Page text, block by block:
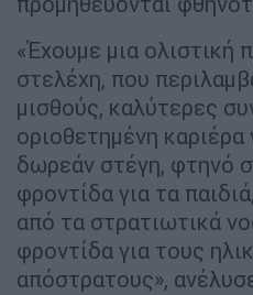
«Έχουμε μια ολιστική
στελέχη, που
μισθούς, καλύτερες
οριοθετημένη καριέρα
δωρεάν στέγη, φτηνό
φροντίδα για τα
από τα στρατιωτικά
φροντίδα για τους
απόστρατους»,